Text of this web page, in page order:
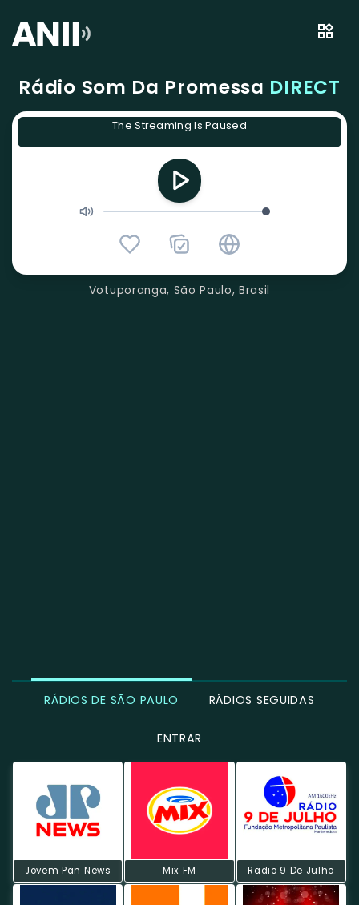
Rádio Som Da Promessa DIRECT
The Streaming Is Paused
Votuporanga, São Paulo, Brasil
RÁDIOS DE SÃO PAULO RÁDIOS SEGUIDAS
ENTRAR
Jovem Pan News Mix FM Radio 9 De Julho